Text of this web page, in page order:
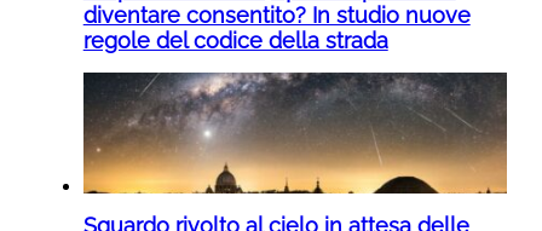
diventare consentito? In studio nuove
regole del codice della strada